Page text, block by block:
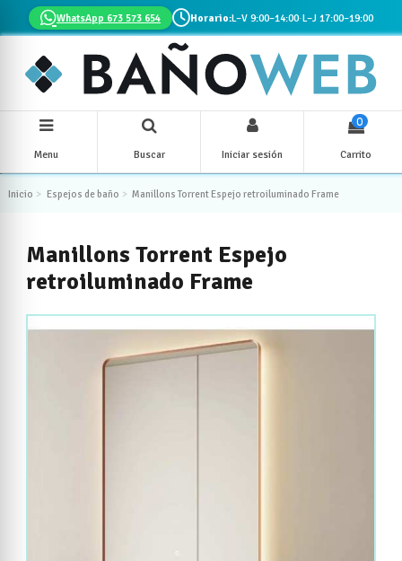
WhatsApp 673 573 654 Horario:L–V 9:00–14:00·L–J 17:00–19:00
Menu Buscar Iniciar sesión
0
Carrito
Inicio Espejos de baño Manillons Torrent Espejo retroiluminado Frame
Manillons Torrent Espejo
retroiluminado Frame